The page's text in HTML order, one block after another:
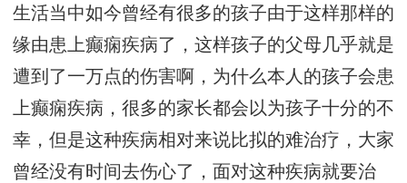
生活当中如今曾经有很多的孩子由于这样那样的
缘由患上癫痫疾病了，这样孩子的父母几乎就是
遭到了一万点的伤害啊，为什么本人的孩子会患
上癫痫疾病，很多的家长都会以为孩子十分的不
幸，但是这种疾病相对来说比拟的难治疗，大家
曾经没有时间去伤心了，面对这种疾病就要治